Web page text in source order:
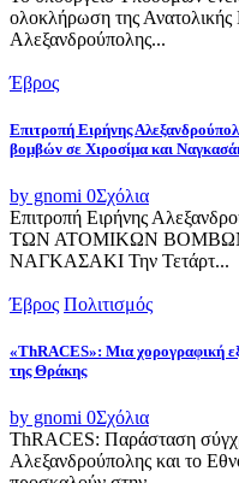
ολοκλήρωση της
Αλεξανδρούπολης...
Έβρος
Επιτροπή Ειρήνης
βομβών σε Χιροσίμα και
by gnomi 0Σχόλια
Επιτροπή Ειρήνης
ΤΩΝ ΑΤΟΜΙΚΩΝ
ΝΑΓΚΑΣΑΚΙ Την Τετάρτ...
Έβρος Πολιτισμός
«ThRACES»: Μια χορογραφική
της Θράκης
by gnomi 0Σχόλια
ThRACES: Παράσταση
Αλεξανδρούπολης και το